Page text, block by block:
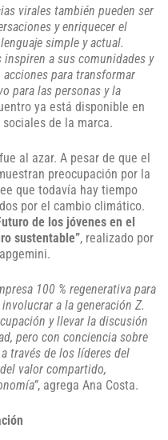
virales también pueden ser
y enriquecer el
simple y actual.
inspiren a sus comunidades y
para transformar
para las personas y la
ya está disponible en
de la marca.
al azar. A pesar de que el
preocupación por la
que todavía hay tiempo
por el cambio climático.
de los jóvenes en el
sustentable”, realizado por
100 % regenerativa para
a la generación Z.
y llevar la discusión
pero con conciencia sobre
través de los líderes del
valor compartido,
, agrega Ana Costa.